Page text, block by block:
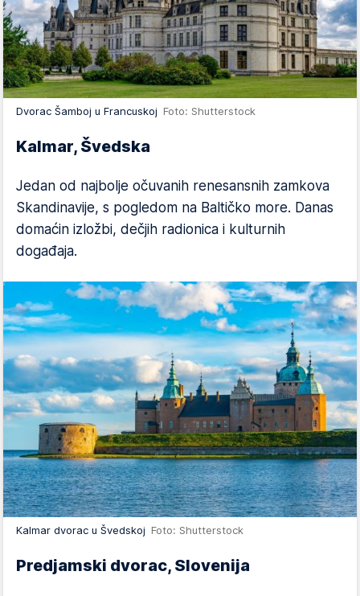
Dvorac Šamboj u Francuskoj Foto: Shutterstock
Kalmar, Švedska
Jedan od najbolje očuvanih renesansnih zamkova
Skandinavije, s pogledom na Baltičko more. Danas
domaćin izložbi, dečjih radionica i kulturnih
događaja.
Kalmar dvorac u Švedskoj Foto: Shutterstock
Predjamski dvorac, Slovenija